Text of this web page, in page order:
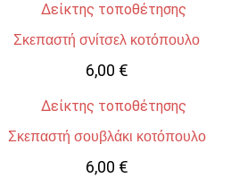
Σκεπαστή σνίτσελ κοτόπουλο
6,00 €
Σκεπαστή σουβλάκι κοτόπουλο
6,00 €